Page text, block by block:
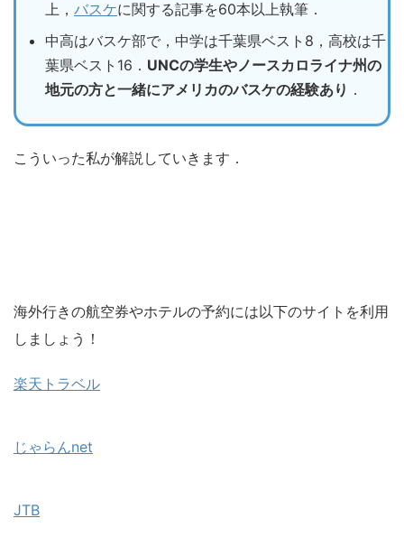
上， バスケに関する記事を60本以上執筆．
中高はバスケ部で，中学は千葉県ベスト8，高校は千
葉県ベスト16． UNCの学生やノースカロライナ州の
地元の方と一緒にアメリカのバスケの経験あり ．
こういった私が解説していきます．
海外行きの航空券やホテルの予約には以下のサイトを利用
しましょう！
楽天トラベル
じゃらんnet
JTB